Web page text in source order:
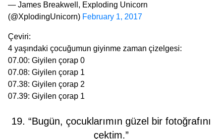
— James Breakwell, Exploding Unicorn
(@XplodingUnicorn) February 1, 2017
Çeviri:
4 yaşındaki çocuğumun giyinme zaman çizelgesi:
07.00: Giyilen çorap 0
07.08: Giyilen çorap 1
07.38: Giyilen çorap 2
07.39: Giyilen çorap 1
19. “Bugün, çocuklarımın güzel bir fotoğrafını
çektim.”